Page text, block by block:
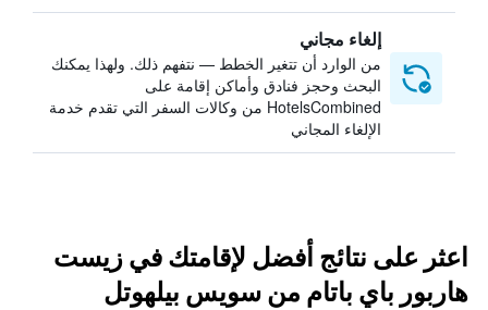
إلغاء مجاني
من الوارد أن تتغير الخطط — نتفهم ذلك. ولهذا يمكنك
البحث وحجز فنادق وأماكن إقامة على
HotelsCombined من وكالات السفر التي تقدم خدمة
الإلغاء المجاني
اعثر على نتائج أفضل لإقامتك في زيست
هاربور باي باتام من سويس بيلهوتل